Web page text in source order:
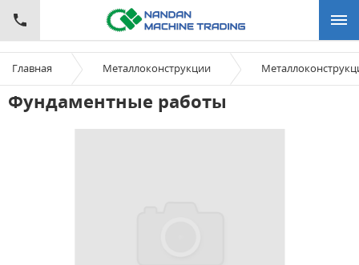
Главная Металлоконструкции
Фундаментные работы